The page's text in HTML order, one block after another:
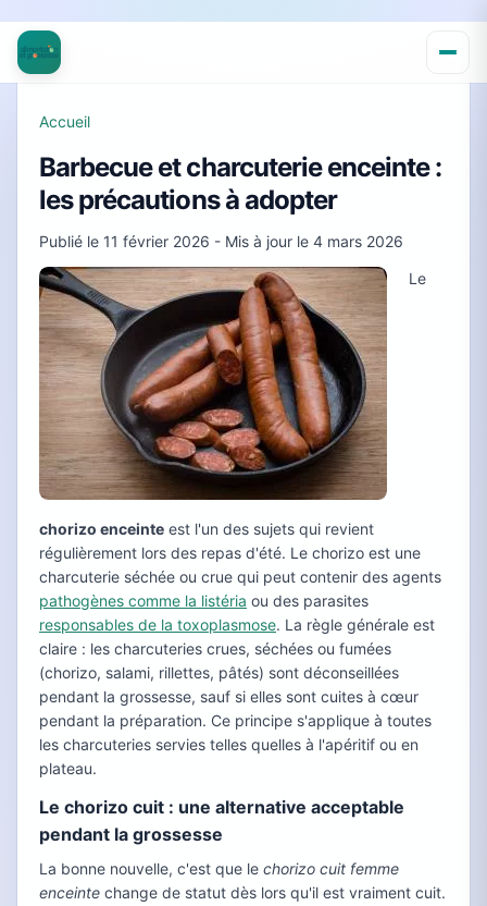
Accueil
Barbecue et charcuterie enceinte :
les précautions à adopter
Publié le 11 février 2026 - Mis à jour le 4 mars 2026
Le
chorizo enceinte est l'un des sujets qui revient
régulièrement lors des repas d'été. Le chorizo est une
charcuterie séchée ou crue qui peut contenir des agents
pathogènes comme la listéria ou des parasites
responsables de la toxoplasmose. La règle générale est
claire : les charcuteries crues, séchées ou fumées
(chorizo, salami, rillettes, pâtés) sont déconseillées
pendant la grossesse, sauf si elles sont cuites à cœur
pendant la préparation. Ce principe s'applique à toutes
les charcuteries servies telles quelles à l'apéritif ou en
plateau.
Le chorizo cuit : une alternative acceptable
pendant la grossesse
La bonne nouvelle, c'est que le chorizo cuit femme
enceinte change de statut dès lors qu'il est vraiment cuit.